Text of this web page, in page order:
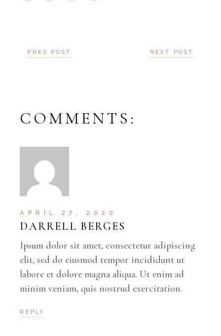
PREV POST NEXT POST
COMMENTS:
APRIL 27, 2020
DARRELL BERGES
Ipsum dolor sit amet, consectetur adipiscing
elit, sed do eiusmod tempor incididunt ut
labore et dolore magna aliqua. Ut enim ad
minim veniam, quis nostrud exercitation.
REPLY